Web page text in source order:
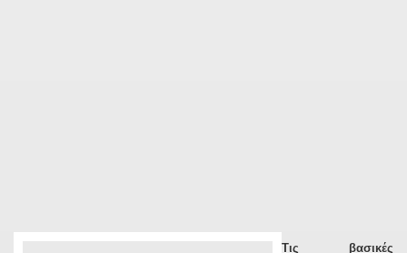
Τις βασικές